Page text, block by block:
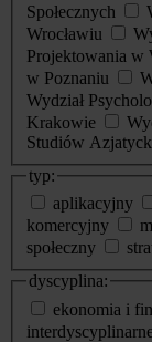
Społecznych
Wrocławiu
Projektowania w
w Poznaniu
Wydział
Krakowie
Studiów
typ:
aplikacyjny
komercyjny
społeczny
dyscyplina:
ekonomia i